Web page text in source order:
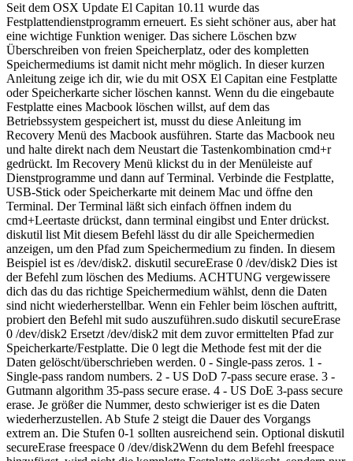
Seit dem OSX Update El Capitan 10.11 wurde das
Festplattendienstprogramm erneuert. Es sieht schöner aus, aber hat
eine wichtige Funktion weniger. Das sichere Löschen bzw
Überschreiben von freien Speicherplatz, oder des kompletten
Speichermediums ist damit nicht mehr möglich. In dieser kurzen
Anleitung zeige ich dir, wie du mit OSX El Capitan eine Festplatte
oder Speicherkarte sicher löschen kannst. Wenn du die eingebaute
Festplatte eines Macbook löschen willst, auf dem das
Betriebssystem gespeichert ist, musst du diese Anleitung im
Recovery Menü des Macbook ausführen. Starte das Macbook neu
und halte direkt nach dem Neustart die Tastenkombination cmd+r
gedrückt. Im Recovery Menü klickst du in der Menüleiste auf
Dienstprogramme und dann auf Terminal. Verbinde die Festplatte,
USB-Stick oder Speicherkarte mit deinem Mac und öffne den
Terminal. Der Terminal läßt sich einfach öffnen indem du
cmd+Leertaste drückst, dann terminal eingibst und Enter drückst.
diskutil list Mit diesem Befehl lässt du dir alle Speichermedien
anzeigen, um den Pfad zum Speichermedium zu finden. In diesem
Beispiel ist es /dev/disk2. diskutil secureErase 0 /dev/disk2 Dies ist
der Befehl zum löschen des Mediums. ACHTUNG vergewissere
dich das du das richtige Speichermedium wählst, denn die Daten
sind nicht wiederherstellbar. Wenn ein Fehler beim löschen auftritt,
probiert den Befehl mit sudo auszuführen.sudo diskutil secureErase
0 /dev/disk2 Ersetzt /dev/disk2 mit dem zuvor ermittelten Pfad zur
Speicherkarte/Festplatte. Die 0 legt die Methode fest mit der die
Daten gelöscht/überschrieben werden. 0 - Single-pass zeros. 1 -
Single-pass random numbers. 2 - US DoD 7-pass secure erase. 3 -
Gutmann algorithm 35-pass secure erase. 4 - US DoE 3-pass secure
erase. Je größer die Nummer, desto schwieriger ist es die Daten
wiederherzustellen. Ab Stufe 2 steigt die Dauer des Vorgangs
extrem an. Die Stufen 0-1 sollten ausreichend sein. Optional diskutil
secureErase freespace 0 /dev/disk2Wenn du dem Befehl freespace